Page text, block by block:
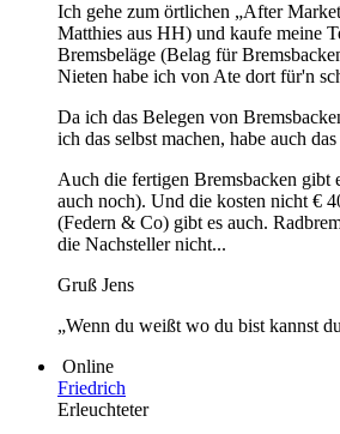
Ich gehe zum örtlichen „After
Matthies aus HH) und kaufe meine
Bremsbeläge (Belag für
Nieten habe ich von Ate dort für'n
Da ich das Belegen von
ich das selbst machen, habe auch
Auch die fertigen Bremsbacken gibt
auch noch). Und die kosten nicht €
(Federn & Co) gibt es auch.
die Nachsteller nicht...
Gruß Jens
„Wenn du weißt wo du bist kannst
Online
Friedrich
Erleuchteter